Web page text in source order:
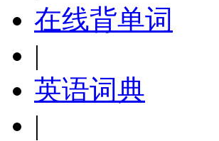
在线背单词
|
英语词典
|